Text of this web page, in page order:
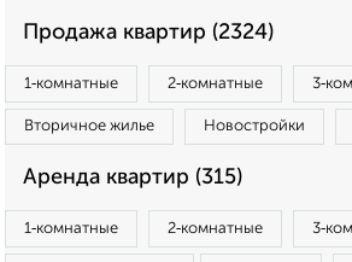
Продажа квартир (2324)
1‑комнатные 2‑комнатные
Вторичное жилье Новостройки
Аренда квартир (315)
1‑комнатные 2‑комнатные